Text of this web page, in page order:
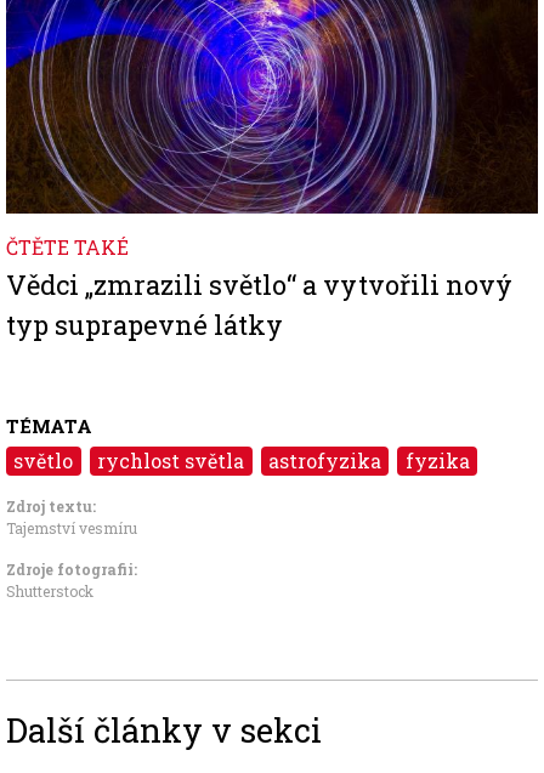
ČTĚTE TAKÉ
Vědci „zmrazili světlo“ a vytvořili nový
typ suprapevné látky
TÉMATA
světlo rychlost světla astrofyzika fyzika
Zdroj textu:
Tajemství vesmíru
Zdroje fotografii:
Shutterstock
Další články v sekci